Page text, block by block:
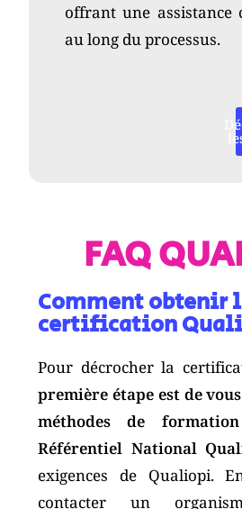
offrant une assistance
au long du processus.
FAQ
Comment obtenir
certification
Pour décrocher la
première étape est de
méthodes de
Référentiel National
exigences de Qualiopi.
contacter un